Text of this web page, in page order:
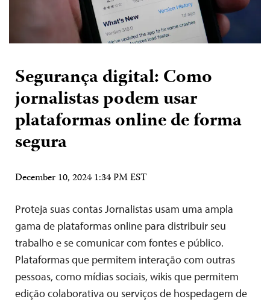
Segurança digital: Como
jornalistas podem usar
plataformas online de forma
segura
December 10, 2024 1:34 PM EST
Proteja suas contas Jornalistas usam uma ampla
gama de plataformas online para distribuir seu
trabalho e se comunicar com fontes e público.
Plataformas que permitem interação com outras
pessoas, como mídias sociais, wikis que permitem
edição colaborativa ou serviços de hospedagem de